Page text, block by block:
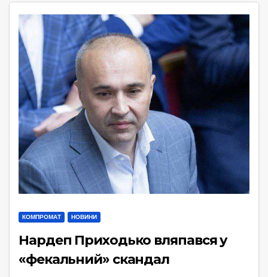
КОМПРОМАТ НОВИНИ
Нардеп Приходько вляпався у
«фекальний» скандал